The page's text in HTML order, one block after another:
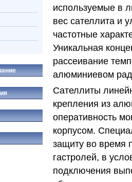
используемые в
вес сателлита и
частотные
Уникальная
рассеивание
алюминиевом
Сателлиты
крепления из
оперативность
корпусом.
защиту во время
гастролей, в
подключения